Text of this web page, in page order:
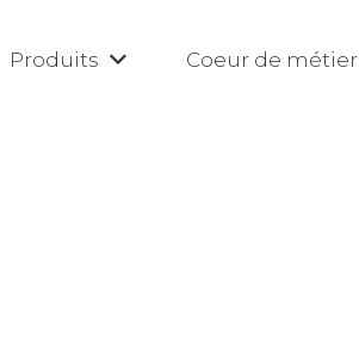
Produits Coeur de métier